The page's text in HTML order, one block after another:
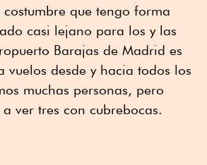
costumbre que tengo forma
casi lejano para los y las
Barajas de Madrid es
vuelos desde y hacia todos los
muchas personas, pero
ver tres con cubrebocas.